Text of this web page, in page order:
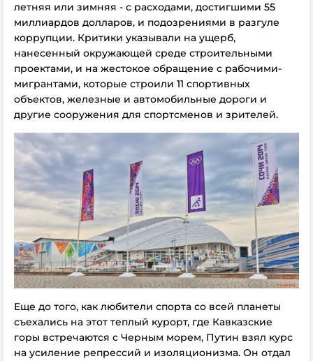
летняя или зимняя - с расходами, достигшими 55
миллиардов долларов, и подозрениями в разгуле
коррупции. Критики указывали на ущерб,
нанесенный окружающей среде строительными
проектами, и на жестокое обращение с рабочими-
мигрантами, которые строили 11 спортивных
объектов, железные и автомобильные дороги и
другие сооружения для спортсменов и зрителей.
Еще до того, как любители спорта со всей планеты
съехались на этот теплый курорт, где Кавказские
горы встречаются с Черным морем, Путин взял курс
на усиление репрессий и изоляционизма. Он отдал